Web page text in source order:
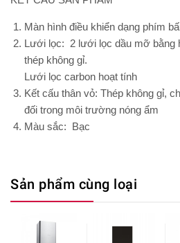
Màn hình điều khiển dạng phím
Lưới lọc: 2 lưới lọc dầu mỡ bằng
thép không gỉ.
Lưới lọc carbon hoạt tính
Kết cấu thân vỏ: Thép không gỉ,
đối trong môi trường nóng ẩm
Màu sắc: Bạc
Sản phẩm cùng loại